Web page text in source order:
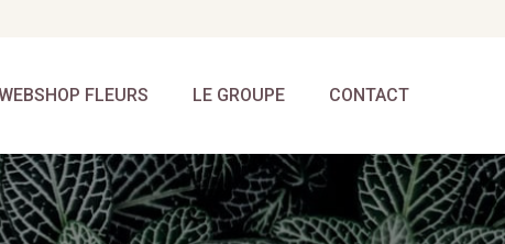
FLEURS LE GROUPE CONTACT